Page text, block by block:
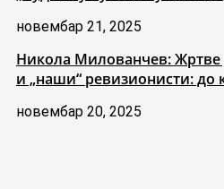
новембар 21, 2025
Никола Милованчев: Жртве
и „наши“ ревизионисти: до
новембар 20, 2025